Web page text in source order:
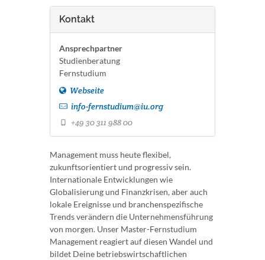
Kontakt
Ansprechpartner
Studienberatung
Fernstudium
Webseite
info-fernstudium@iu.org
+49 30 311 988 00
Management muss heute flexibel,
zukunftsorientiert und progressiv sein.
Internationale Entwicklungen wie
Globalisierung und Finanzkrisen, aber auch
lokale Ereignisse und branchenspezifische
Trends verändern die Unternehmensführung
von morgen. Unser Master-Fernstudium
Management reagiert auf diesen Wandel und
bildet Deine betriebswirtschaftlichen